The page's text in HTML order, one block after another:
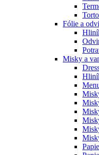
Fólie a
Misky a